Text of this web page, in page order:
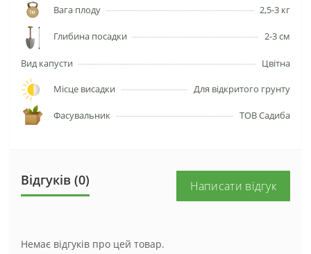
Вага плоду 2,5-3 кг
Глибина посадки 2-3 см
Вид капусти Цвітна
Місце висадки Для відкритого грунту
Фасувальник ТОВ Садиба
Відгуків (0) Написати відгук
Немає відгуків про цей товар.